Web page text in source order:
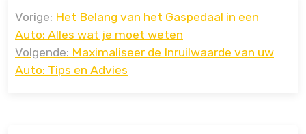
navigatie
Vorige: Het Belang van het Gaspedaal in een
Auto: Alles wat je moet weten
Volgende: Maximaliseer de Inruilwaarde van uw
Auto: Tips en Advies